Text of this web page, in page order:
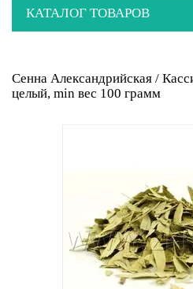
КАТАЛОГ ТОВАРОВ
Сенна Александрийская /
целый, min вес 100 грамм